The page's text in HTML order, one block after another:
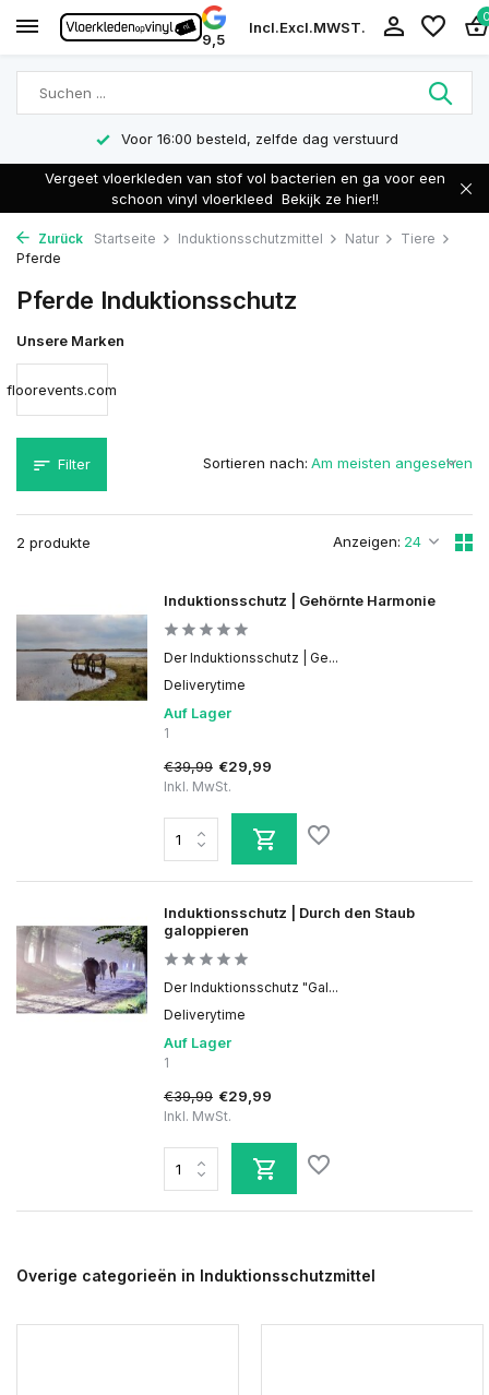
9,5
Incl.Excl.MWST.
Voor 16:00 besteld, zelfde dag verstuurd
Vergeet vloerkleden van stof vol bacterien en ga voor een
schoon vinyl vloerkleed Bekijk ze hier!!
Zurück Startseite Induktionsschutzmittel Natur
Tiere
Pferde
Pferde Induktionsschutz
Unsere Marken
floorevents.com
Filter
2 produkte Anzeigen:
Sortieren nach:
Induktionsschutz | Gehörnte Harmonie
Der Induktionsschutz | Ge...
Deliverytime
Auf Lager
1
€39,99 €29,99
Inkl. MwSt.
Induktionsschutz | Durch den Staub
galoppieren
Der Induktionsschutz "Gal...
Deliverytime
Auf Lager
1
€39,99 €29,99
Inkl. MwSt.
Overige categorieën in Induktionsschutzmittel